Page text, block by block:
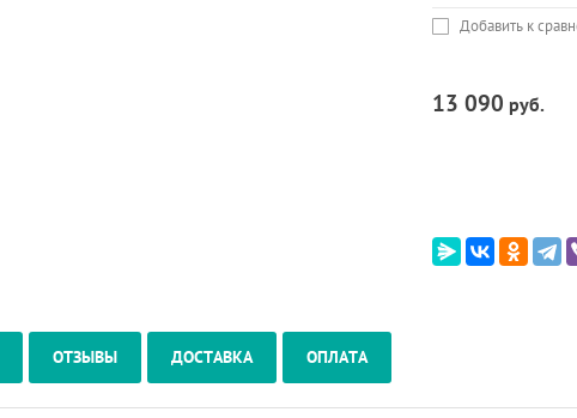
Добавить к
13 090 руб.
ОТЗЫВЫ ДОСТАВКА ОПЛАТА